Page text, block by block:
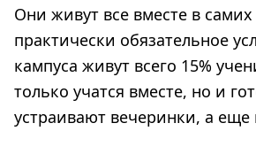
Они живут все вместе в
практически обязательное
кампуса живут всего 15%
только учатся вместе, но и
устраивают вечеринки, а